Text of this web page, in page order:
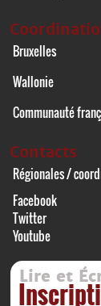
Bruxelles
Wallonie
Communauté
Contacts
Régionales /
Facebook
Twitter
Youtube
Lire et